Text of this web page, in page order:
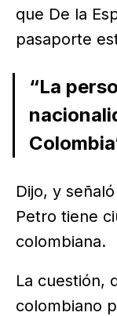
que De la
pasaporte
“La
Dijo, y
Petro tiene
colombiana.
La cuestión,
colombiano